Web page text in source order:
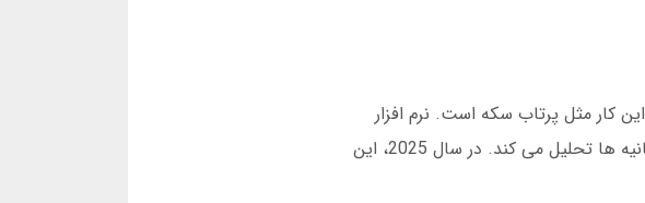
کار مثل پرتاب سکه است. نرم افزار
آنالیز فوتبال شرط بندی، آمار 10 فصل اخیر، وضعیت مصدومیت بازیکنان، و رفتار هواداران را در ثانیه ها تحلیل می کند. در سال 2025، این